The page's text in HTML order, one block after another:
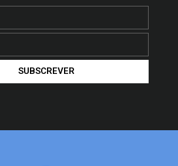
SUBSCREVER